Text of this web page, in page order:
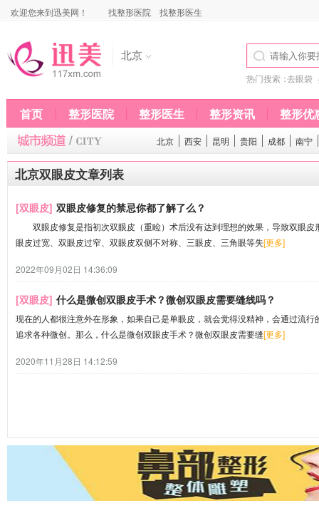
欢迎您来到迅美网！ 找整形医院 找整形医生
北京
热门搜索：去眼袋
首页 整形医院 整形医生 整形资讯 整形优
北京 西安 昆明 贵阳 成都 南宁
北京双眼皮文章列表
[双眼皮] 双眼皮修复的禁忌你都了解了么？
双眼皮修复是指初次双眼皮（重睑）术后没有达到理想的效果，导致双眼皮
眼皮过宽、双眼皮过窄、双眼皮双侧不对称、三眼皮、三角眼等失[更多]
2022年09月02日 14:36:09
[双眼皮] 什么是微创双眼皮手术？微创双眼皮需要缝线吗？
现在的人都很注意外在形象，如果自己是单眼皮，就会觉得没精神，会通过流
追求各种微创。那么，什么是微创双眼皮手术？微创双眼皮需要缝[更多]
2020年11月28日 14:12:59